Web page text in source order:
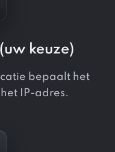
keuze)
bepaalt het
IP-adres.